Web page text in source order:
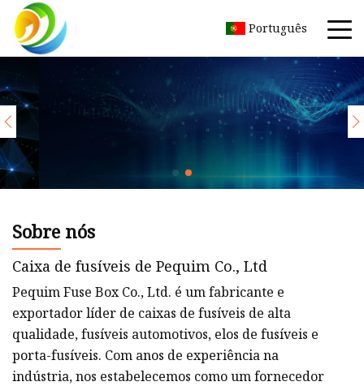
Português
Sobre nós
Caixa de fusíveis de Pequim Co., Ltd
Pequim Fuse Box Co., Ltd. é um fabricante e
exportador líder de caixas de fusíveis de alta
qualidade, fusíveis automotivos, elos de fusíveis e
porta-fusíveis. Com anos de experiência na
indústria, nos estabelecemos como um fornecedor